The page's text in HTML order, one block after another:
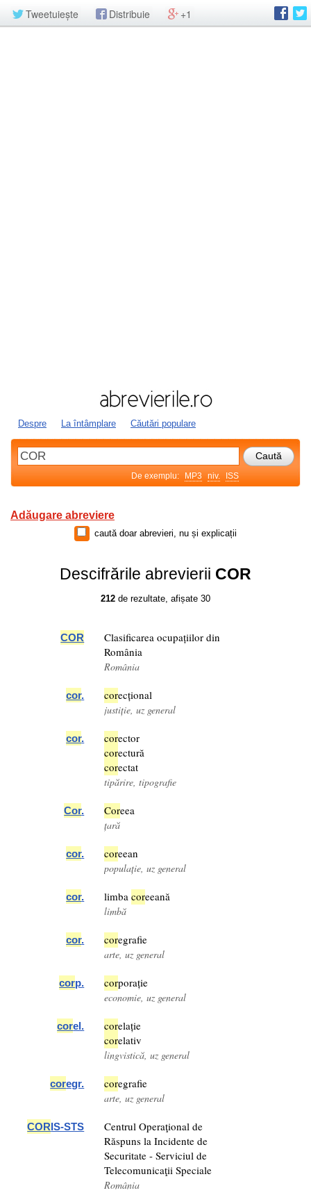
Tweetuiește Distribuie +1
Despre La întâmplare Căutări populare
De exemplu: MP3 niv. ISS
Adăugare abreviere
caută doar abrevieri, nu și explicații
Descifrările abrevierii COR
212 de rezultate, afișate 30
COR
Clasificarea ocupațiilor din
România
România
cor. corecțional
justiție, uz general
cor. corector
corectură
corectat
tipărire, tipografie
Cor. Coreea
țară
cor. coreean
populație, uz general
cor. limbacoreeană
limbă
cor. coregrafie
arte, uz general
corp. corporație
economie, uz general
corel. corelație
corelativ
lingvistică, uz general
coregr. coregrafie
arte, uz general
CORIS-STS
Centrul Operaţional de
Răspuns la Incidente de
Securitate - Serviciul de
Telecomunicaţii Speciale
România